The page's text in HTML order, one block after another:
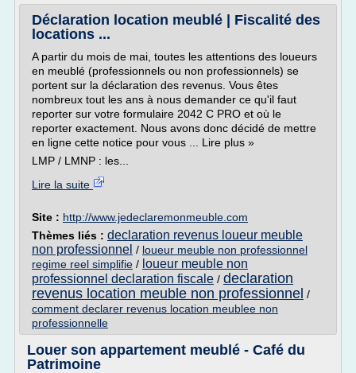
Déclaration location meublé | Fiscalité des
locations ...
A partir du mois de mai, toutes les attentions des loueurs
en meublé (professionnels ou non professionnels) se
portent sur la déclaration des revenus. Vous êtes
nombreux tout les ans à nous demander ce qu'il faut
reporter sur votre formulaire 2042 C PRO et où le
reporter exactement. Nous avons donc décidé de mettre
en ligne cette notice pour vous ... Lire plus »
LMP / LMNP : les...
Lire la suite
Site : http://www.jedeclaremonmeuble.com
Thèmes liés : declaration revenus loueur meuble
non professionnel / loueur meuble non professionnel
regime reel simplifie / loueur meuble non
professionnel declaration fiscale / declaration
revenus location meuble non professionnel /
comment declarer revenus location meublee non
professionnelle
Louer son appartement meublé - Café du
Patrimoine